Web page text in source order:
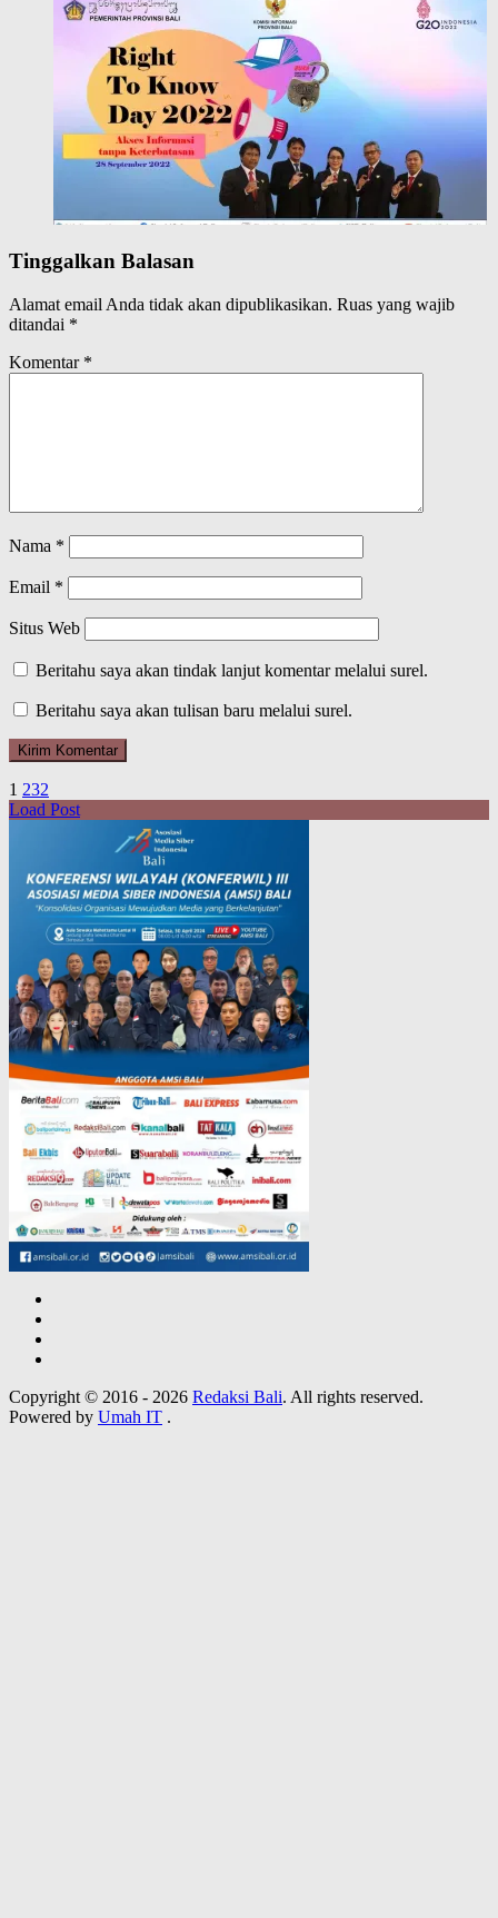
Tinggalkan Balasan
Alamat email Anda tidak akan dipublikasikan. Ruas yang wajib
ditandai *
Komentar *
Nama *
Email *
Situs Web
Beritahu saya akan tindak lanjut komentar melalui surel.
Beritahu saya akan tulisan baru melalui surel.
1 232
Load Post
Copyright © 2016 - 2026 Redaksi Bali. All rights reserved.
Powered by Umah IT .